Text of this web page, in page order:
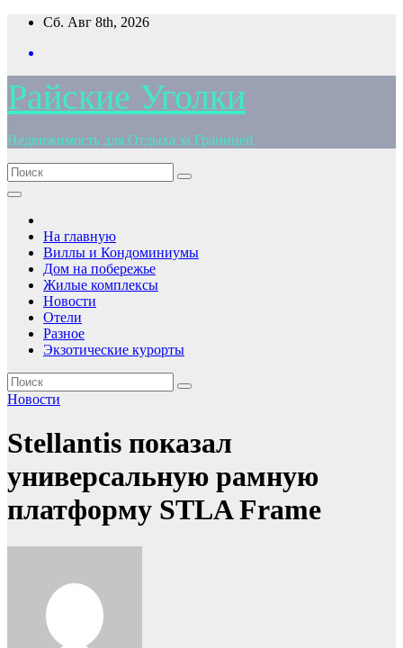
Перейти
содержимому
Сб. Авг 8th, 2026
Райские Уголки
Недвижимость для Отдыха за Границей
На главную
Виллы и Кондоминиумы
Дом на побережье
Жилые комплексы
Новости
Отели
Разное
Экзотические курорты
Новости
Stellantis показал
универсальную рамную
платформу STLA Frame